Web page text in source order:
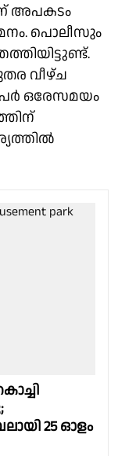
അപകടം
പൊലീസും
വീഴ്ച
ഒരേസമയം
25 ഓളം